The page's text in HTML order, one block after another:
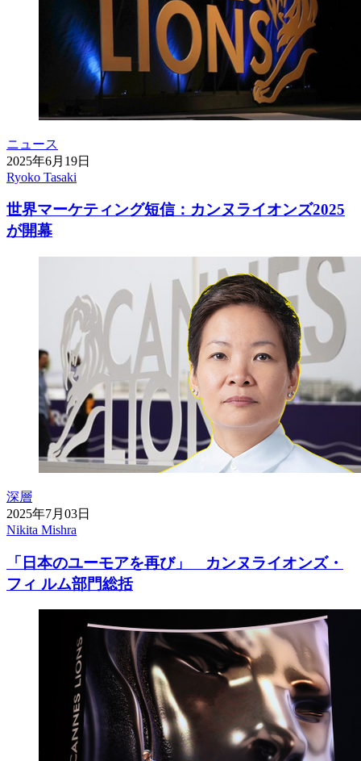
ニュース
2025年6月19日
Ryoko Tasaki
世界マーケティング短信：カンヌライオンズ2025
が開幕
深層
2025年7月03日
Nikita Mishra
「日本のユーモアを再び」 カンヌライオンズ・
フィ ルム部門総括